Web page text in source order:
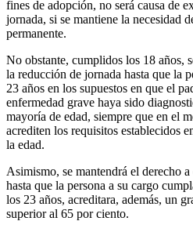
fines de adopción, no será causa de
jornada, si se mantiene la necesidad
permanente.
No obstante, cumplidos los 18 años,
la reducción de jornada hasta que la
23 años en los supuestos en que el
enfermedad grave haya sido
mayoría de edad, siempre que en el
acrediten los requisitos establecidos
la edad.
Asimismo, se mantendrá el derecho
hasta que la persona a su cargo
los 23 años, acreditara, además, un
superior al 65 por ciento.